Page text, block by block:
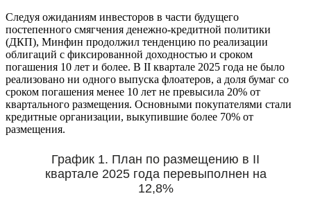
Следуя ожиданиям инвесторов в части будущего
постепенного смягчения денежно-кредитной политики
(ДКП), Минфин продолжил тенденцию по реализации
облигаций с фиксированной доходностью и сроком
погашения 10 лет и более. В II квартале 2025 года не было
реализовано ни одного выпуска флоатеров, а доля бумаг со
сроком погашения менее 10 лет не превысила 20% от
квартального размещения. Основными покупателями стали
кредитные организации, выкупившие более 70% от
размещения.
График 1. План по размещению в II
квартале 2025 года перевыполнен на
12,8%